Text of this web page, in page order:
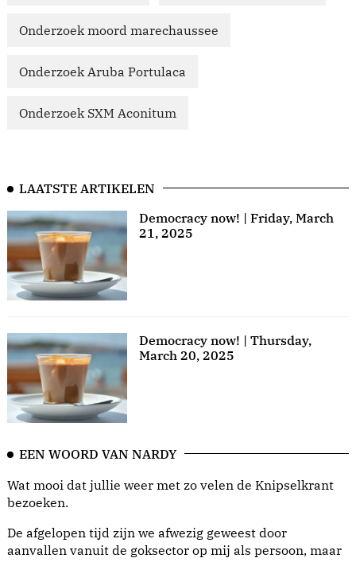
Onderzoek moord marechaussee
Onderzoek Aruba Portulaca
Onderzoek SXM Aconitum
LAATSTE ARTIKELEN
Democracy now! | Friday, March
21, 2025
Democracy now! | Thursday,
March 20, 2025
EEN WOORD VAN NARDY
Wat mooi dat jullie weer met zo velen de Knipselkrant
bezoeken.
De afgelopen tijd zijn we afwezig geweest door
aanvallen vanuit de goksector op mij als persoon, maar